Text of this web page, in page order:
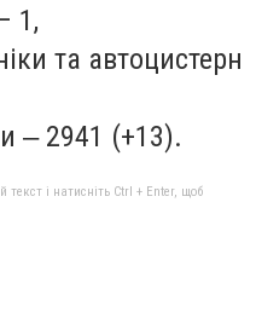
1,
та автоцистерн
‒ 2941 (+13).
текст і натисніть Ctrl + Enter, щоб